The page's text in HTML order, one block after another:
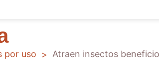
por uso > Atraen insectos